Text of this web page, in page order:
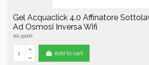
Gel Acquaclick 4.0 Affinatore
Ad Osmosi Inversa Wifi
10235000
Add to cart